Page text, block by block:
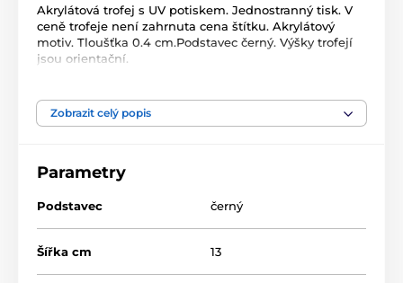
Akrylátová trofej s UV potiskem. Jednostranný tisk. V
ceně trofeje není zahrnuta cena štítku. Akrylátový
motiv. Tloušťka 0.4 cm.Podstavec černý. Výšky trofejí
jsou orientační.
Produkt je zařazen v kategoriích
Zobrazit celý popis
Parametry
Podstavec černý
Šířka cm 13